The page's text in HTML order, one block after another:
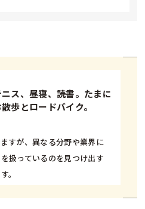
ニス、昼寝、読書。たまに
歩とロードバイク。
すが、異なる分野や業界に
扱っているのを見つけ出す
。